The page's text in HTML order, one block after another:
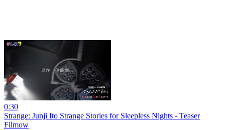
0:30
Strange: Junji Ito Strange Stories for Sleepless Nights - Teaser
Filmow